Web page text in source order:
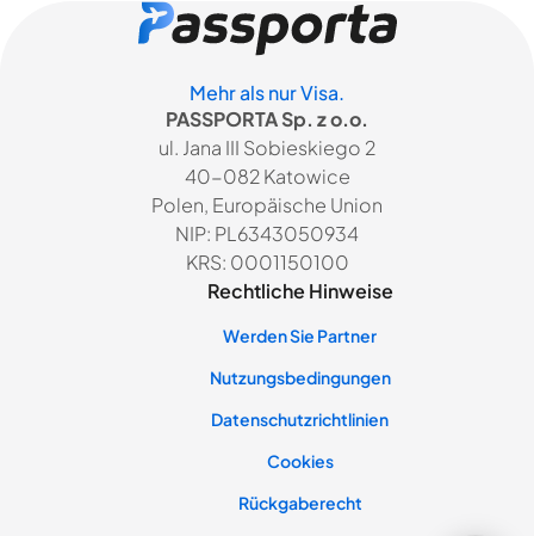
Mehr als nur Visa.
PASSPORTA Sp. z o.o.
ul. Jana III Sobieskiego 2
40-082 Katowice
Polen, Europäische Union
NIP: PL6343050934
KRS: 0001150100
Rechtliche Hinweise
Werden Sie Partner
Nutzungsbedingungen
Datenschutzrichtlinien
Cookies
Rückgaberecht